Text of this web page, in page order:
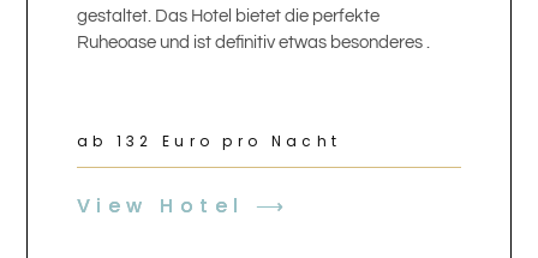
gestaltet. Das Hotel bietet die perfekte
Ruheoase und ist definitiv etwas besonderes .
ab 132 Euro pro Nacht
View Hotel ⟶